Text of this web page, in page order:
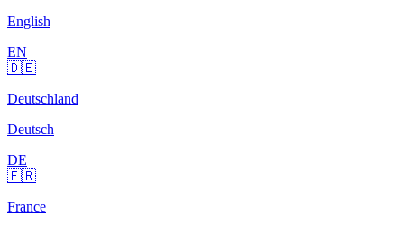
English
EN
🇩🇪
Deutschland
Deutsch
DE
🇫🇷
France